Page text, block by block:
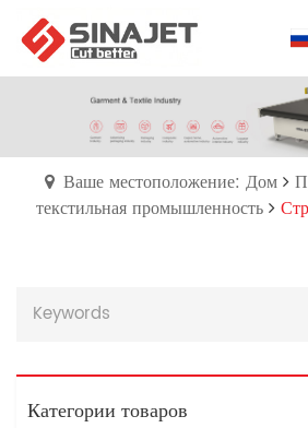
Ваше местоположение: Дом
текстильная промышленность
Категории товаров